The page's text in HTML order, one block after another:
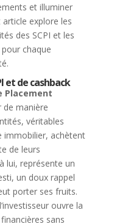
et illuminer
explore les
des SCPI et les
chaque
et de cashback
Placement
de manière
véritables
immobilier, achètent
de leurs
lui, représente un
un doux rappel
porter ses fruits.
ouvre la
sans